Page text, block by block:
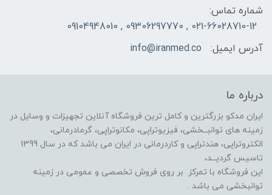
شماره تماس:
021-66028710-12 , 09306297770 , 09104948010
آدرس ایمیل:
info@iranmed.co
درباره ما
ایران مدکو بزرگترین و کامل ترین فروشگاه آنلاین تجهیزات و وسایل در
زمینه های توانبــخشی، فیزیوتراپی، مکانوتراپی، گرمادرمانی،
الکتروتراپی، هندتراپی و کاردرمانی در ایران می باشد که در سال 1399
تاسیس گردیــد،
این فروشگاه با تمرکز بر روی فروش تخصصی و عمومی در زمینه
توانبخشی می باشد .